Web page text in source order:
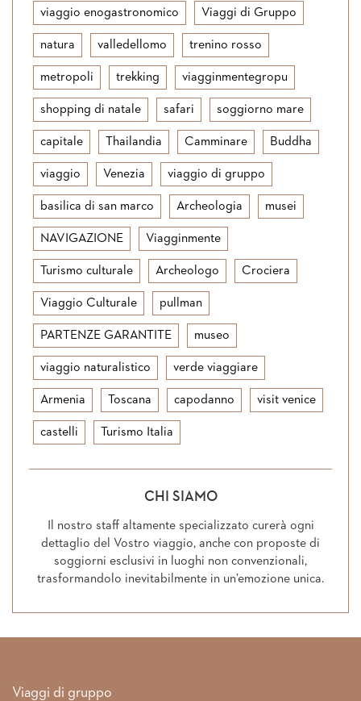
viaggio enogastronomico Viaggi di Gruppo
natura valledellomo trenino rosso
metropoli trekking viagginmentegropu
shopping di natale safari soggiorno mare
capitale Thailandia Camminare Buddha
viaggio Venezia viaggio di gruppo
basilica di san marco Archeologia musei
NAVIGAZIONE Viagginmente
Turismo culturale Archeologo Crociera
Viaggio Culturale pullman
PARTENZE GARANTITE museo
viaggio naturalistico verde viaggiare
Armenia Toscana capodanno visit venice
castelli Turismo Italia
CHI SIAMO
Il nostro staff altamente specializzato curerà ogni
dettaglio del Vostro viaggio, anche con proposte di
soggiorni esclusivi in luoghi non convenzionali,
trasformandolo inevitabilmente in un’emozione unica.
Link rapidi
Viaggi di gruppo